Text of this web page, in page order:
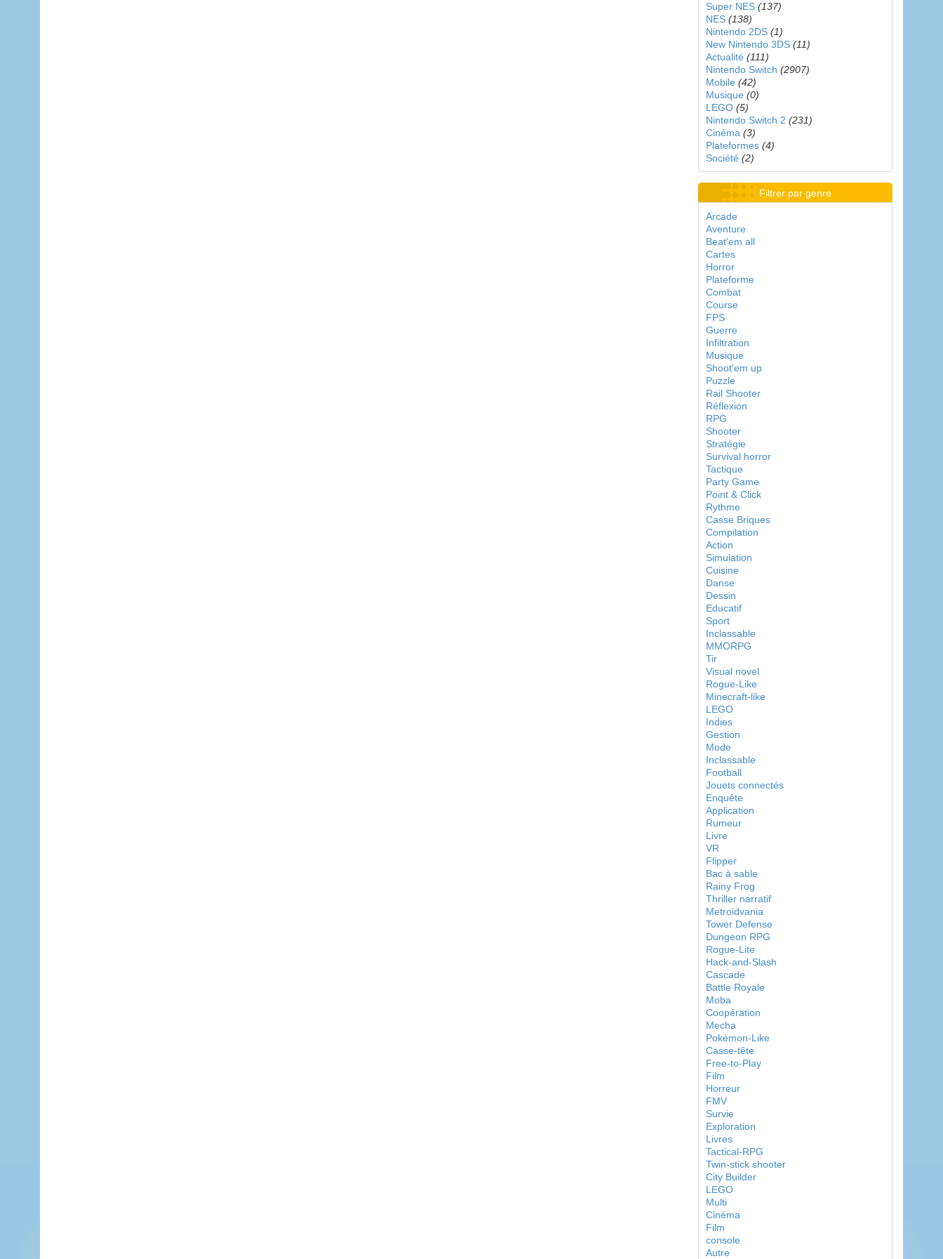
Super NES (137)
NES (138)
Nintendo 2DS (1)
New Nintendo 3DS (11)
Actualité (111)
Nintendo Switch (2907)
Mobile (42)
Musique (0)
LEGO (5)
Nintendo Switch 2 (231)
Cinéma (3)
Plateformes (4)
Société (2)
Filtrer par genre
Arcade
Aventure
Beat'em all
Cartes
Horror
Plateforme
Combat
Course
FPS
Guerre
Infiltration
Musique
Shoot'em up
Puzzle
Rail Shooter
Réflexion
RPG
Shooter
Stratégie
Survival horror
Tactique
Party Game
Point & Click
Rythme
Casse Briques
Compilation
Action
Simulation
Cuisine
Danse
Dessin
Educatif
Sport
Inclassable
MMORPG
Tir
Visual novel
Rogue-Like
Minecraft-like
LEGO
Indies
Gestion
Mode
Inclassable
Football
Jouets connectés
Enquête
Application
Rumeur
Livre
VR
Flipper
Bac à sable
Rainy Frog
Thriller narratif
Metroidvania
Tower Defense
Dungeon RPG
Rogue-Lite
Hack-and-Slash
Cascade
Battle Royale
Moba
Coopération
Mecha
Pokémon-Like
Casse-tête
Free-to-Play
Film
Horreur
FMV
Survie
Exploration
Livres
Tactical-RPG
Twin-stick shooter
City Builder
LEGO
Multi
Cinéma
Film
console
Autre